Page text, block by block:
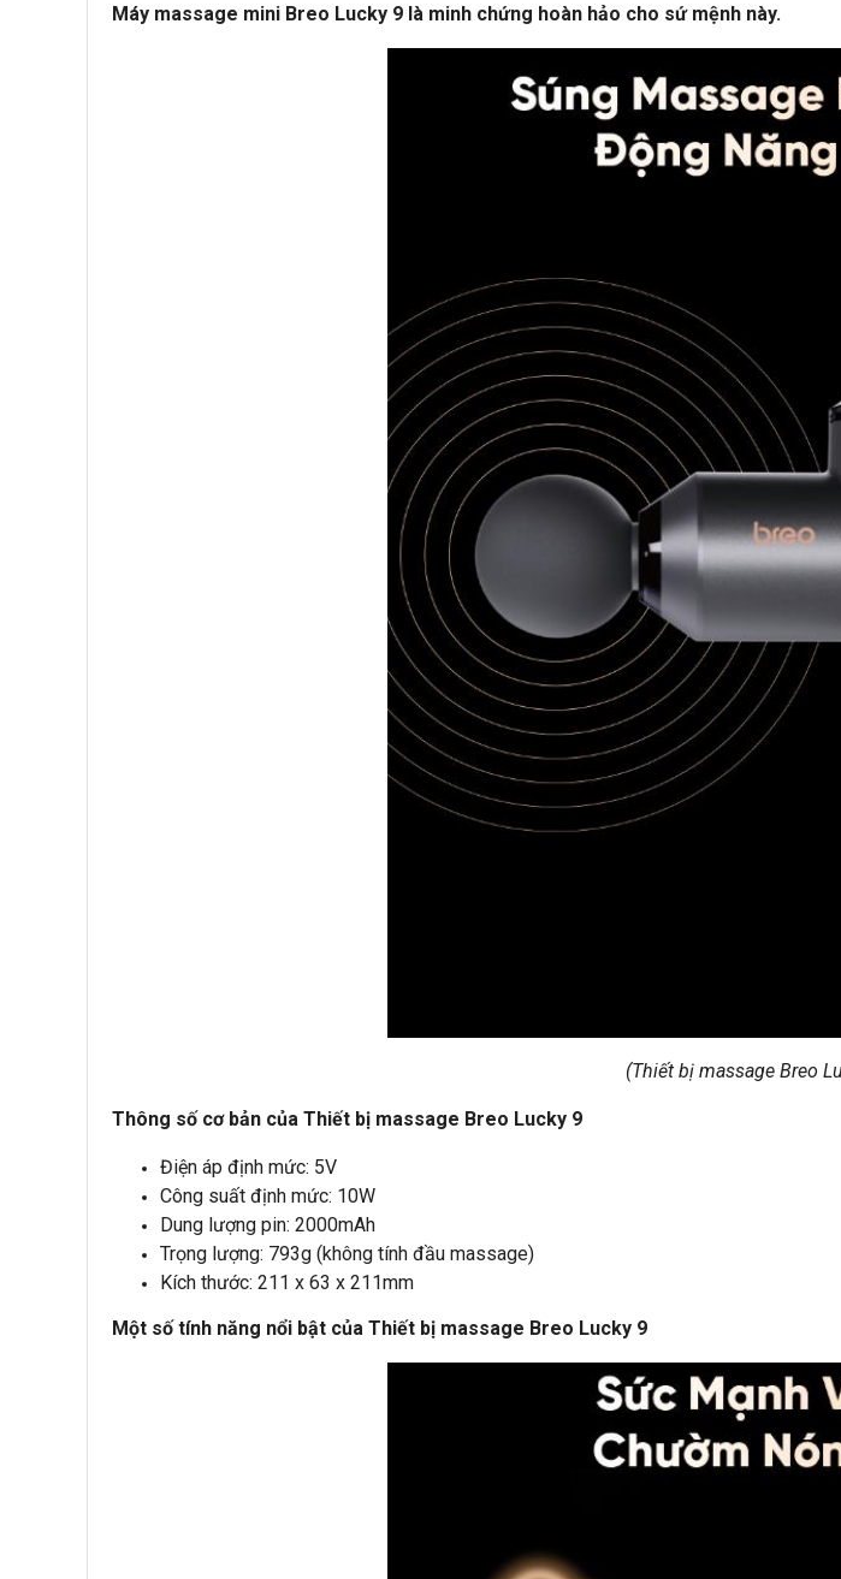
Máy massage mini Breo Lucky 9 là minh chứng hoàn hảo cho sứ mệnh này.
(Thiết bị massage Breo
Thông số cơ bản của Thiết bị massage Breo Lucky 9
Điện áp định mức: 5V
Công suất định mức: 10W
Dung lượng pin: 2000mAh
Trọng lượng: 793g (không tính đầu massage)
Kích thước: 211 x 63 x 211mm
Một số tính năng nổi bật của Thiết bị massage Breo Lucky 9